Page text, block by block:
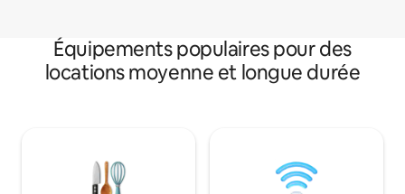
Équipements populaires pour des
locations moyenne et longue durée